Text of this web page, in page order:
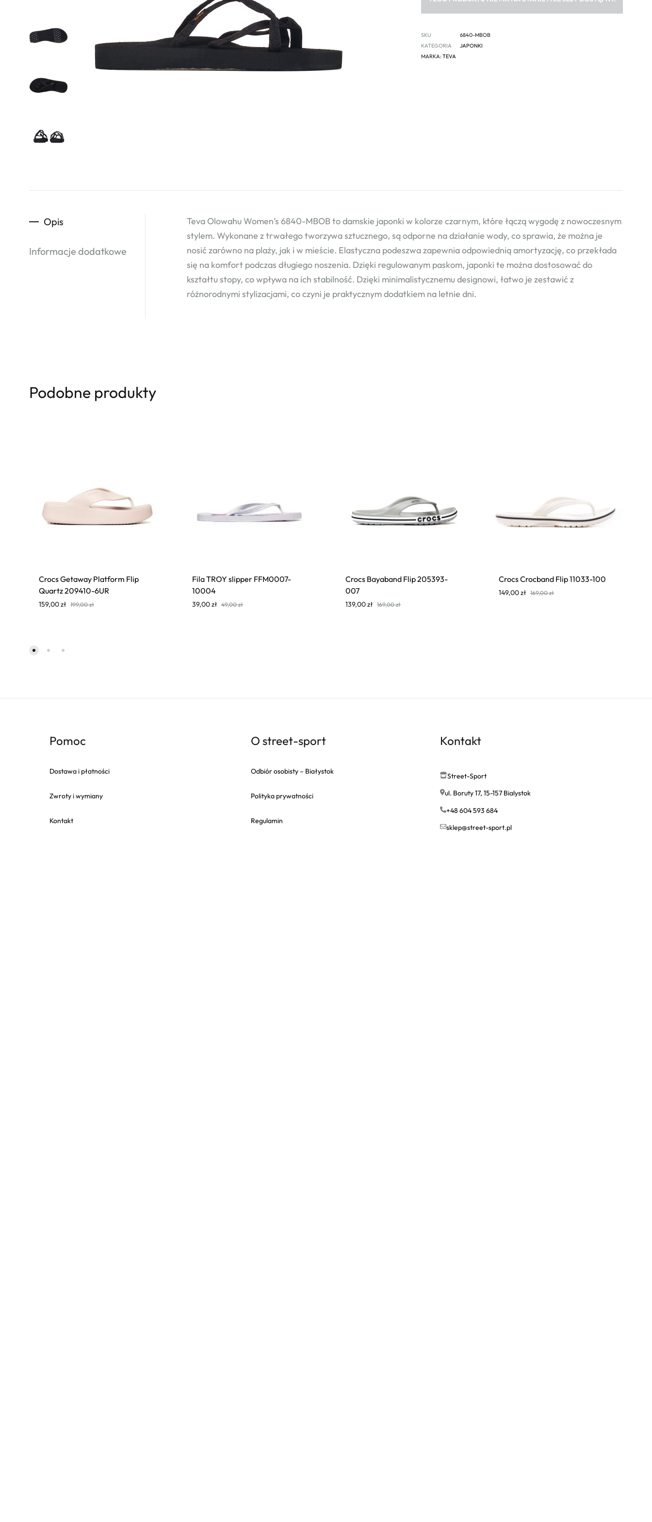
SKU
6840-MBOB
KATEGORIA
JAPONKI
MARKA: TEVA
Opis
Informacje dodatkowe
Teva Olowahu Women’s 6840-MBOB to damskie japonki w kolorze czarnym, które łączą wygodę z nowoczesnym
stylem. Wykonane z trwałego tworzywa sztucznego, są odporne na działanie wody, co sprawia, że można je
nosić zarówno na plaży, jak i w mieście. Elastyczna podeszwa zapewnia odpowiednią amortyzację, co przekłada
się na komfort podczas długiego noszenia. Dzięki regulowanym paskom, japonki te można dostosować do
kształtu stopy, co wpływa na ich stabilność. Dzięki minimalistycznemu designowi, łatwo je zestawić z
różnorodnymi stylizacjami, co czyni je praktycznym dodatkiem na letnie dni.
Podobne produkty
Crocs Getaway Platform Flip
Quartz 209410-6UR
159,00zł 199,00zł
Fila TROY slipper FFM0007-
10004
39,00zł 49,00zł
Crocs Bayaband Flip 205393-
007
139,00zł 169,00zł
Crocs Crocband Flip 11033-100
149,00zł 169,00zł
Pomoc
Dostawa i płatności
Zwroty i wymiany
Kontakt
O street-sport
Odbiór osobisty – Białystok
Polityka prywatności
Regulamin
Kontakt
Street-Sport
ul. Boruty 17, 15-157 Bialystok
+48 604 593 684
sklep@street-sport.pl